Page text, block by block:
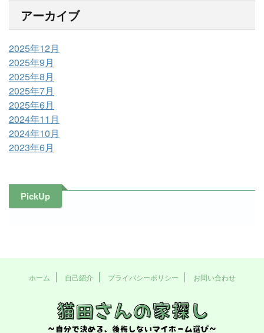
アーカイブ
2025年12月
2025年9月
2025年8月
2025年7月
2025年6月
2024年11月
2024年10月
2023年6月
PickUp
ホーム 自己紹介 プライバシーポリシー お問い合わせ